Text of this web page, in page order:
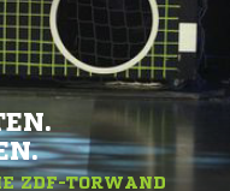
ZDF-TORWAND